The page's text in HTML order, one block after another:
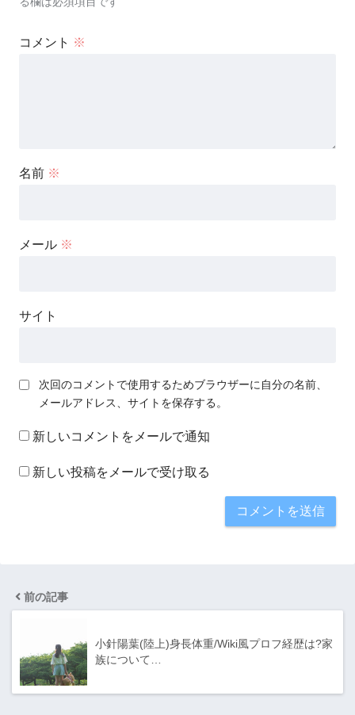
コメント ※
名前 ※
メール ※
サイト
次回のコメントで使用するためブラウザーに自分の名前、
メールアドレス、サイトを保存する。
新しいコメントをメールで通知
新しい投稿をメールで受け取る
前の記事
小針陽葉(陸上)身長体重/Wiki風プロフ経歴は?家
族について…